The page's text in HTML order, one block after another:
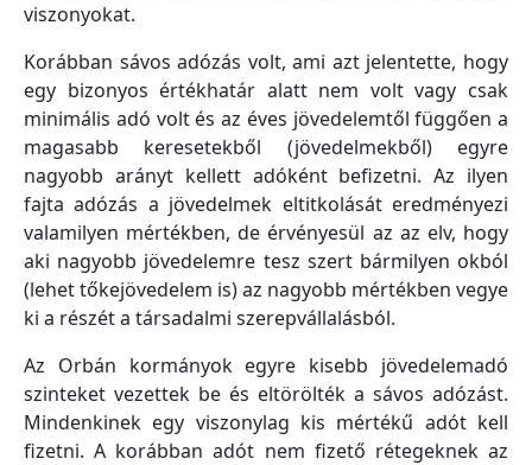
viszonyokat.
Korábban sávos adózás volt, ami azt jelentette, hogy
egy bizonyos értékhatár alatt nem volt vagy csak
minimális adó volt és az éves jövedelemtől függően a
magasabb keresetekből (jövedelmekből) egyre
nagyobb arányt kellett adóként befizetni. Az ilyen
fajta adózás a jövedelmek eltitkolását eredményezi
valamilyen mértékben, de érvényesül az az elv, hogy
aki nagyobb jövedelemre tesz szert bármilyen okból
(lehet tőkejövedelem is) az nagyobb mértékben vegye
ki a részét a társadalmi szerepvállalásból.
Az Orbán kormányok egyre kisebb jövedelemadó
szinteket vezettek be és eltörölték a sávos adózást.
Mindenkinek egy viszonylag kis mértékű adót kell
fizetni. A korábban adót nem fizető rétegeknek az